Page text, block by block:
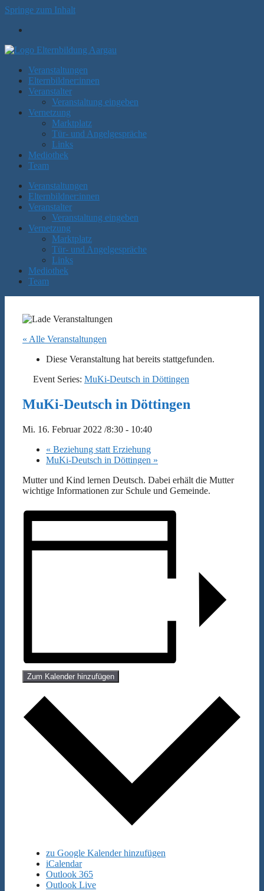
Springe zum Inhalt
Veranstaltungen
Elternbildner:innen
Veranstalter
Veranstaltung eingeben
Vernetzung
Marktplatz
Tür- und Angelgespräche
Links
Mediothek
Team
Veranstaltungen
Elternbildner:innen
Veranstalter
Veranstaltung eingeben
Vernetzung
Marktplatz
Tür- und Angelgespräche
Links
Mediothek
Team
« Alle Veranstaltungen
Diese Veranstaltung hat bereits stattgefunden.
Event Series: MuKi-Deutsch in Döttingen
MuKi-Deutsch in Döttingen
Mi. 16. Februar 2022 /8:30 - 10:40
« Beziehung statt Erziehung
MuKi-Deutsch in Döttingen »
Mutter und Kind lernen Deutsch. Dabei erhält die Mutter
wichtige Informationen zur Schule und Gemeinde.
Zum Kalender hinzufügen
zu Google Kalender hinzufügen
iCalendar
Outlook 365
Outlook Live